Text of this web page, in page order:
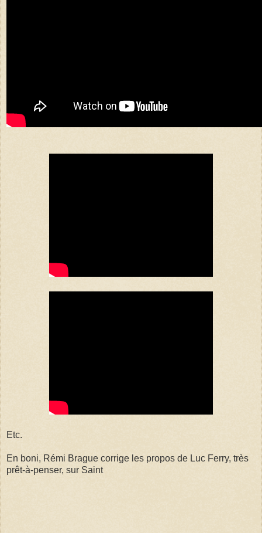
Etc.
En boni, Rémi Brague corrige les propos de Luc Ferry, très
prêt-à-penser, sur Saint